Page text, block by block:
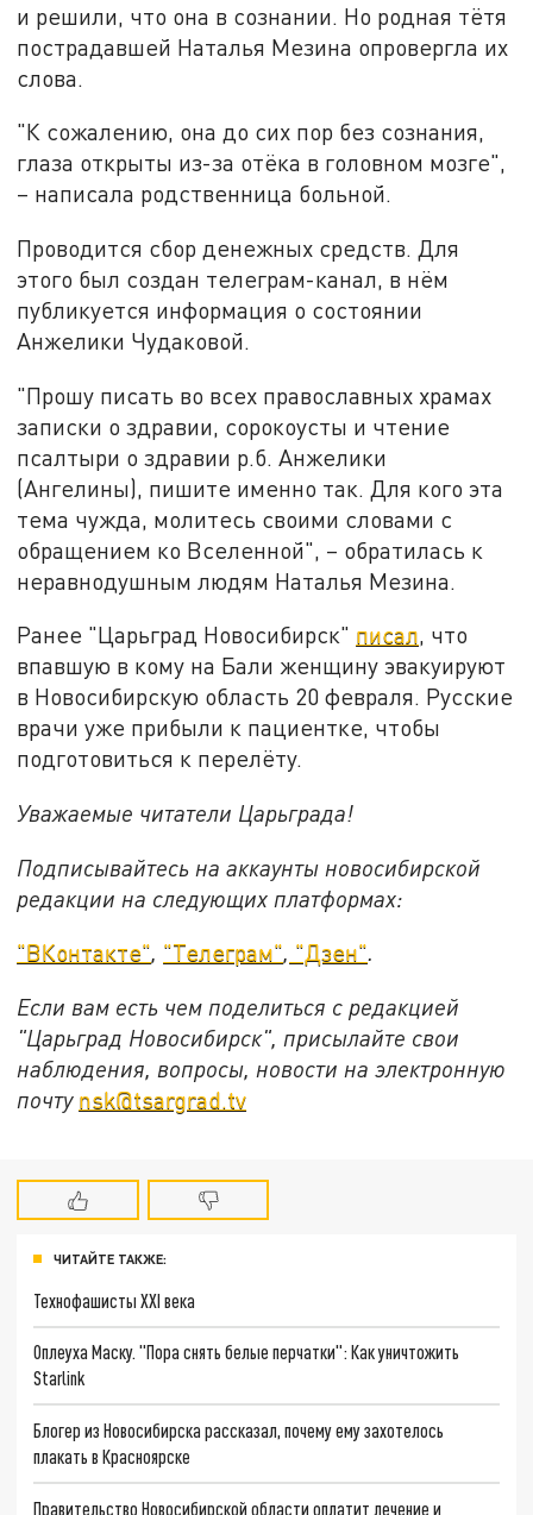
и решили, что она в сознании. Но родная тётя
пострадавшей Наталья Мезина опровергла их
слова.
"К сожалению, она до сих пор без сознания,
глаза открыты из-за отёка в головном мозге",
– написала родственница больной.
Проводится сбор денежных средств. Для
этого был создан телеграм-канал, в нём
публикуется информация о состоянии
Анжелики Чудаковой.
"Прошу писать во всех православных храмах
записки о здравии, сорокоусты и чтение
псалтыри о здравии р.б. Анжелики
(Ангелины), пишите именно так. Для кого эта
тема чужда, молитесь своими словами с
обращением ко Вселенной", – обратилась к
неравнодушным людям Наталья Мезина.
Ранее "Царьград Новосибирск" писал, что
впавшую в кому на Бали женщину эвакуируют
в Новосибирскую область 20 февраля. Русские
врачи уже прибыли к пациентке, чтобы
подготовиться к перелёту.
Уважаемые читатели Царьграда!
Подписывайтесь на аккаунты новосибирской
редакции на следующих платформах:
"ВКонтакте", "Телеграм", "Дзен".
Если вам есть чем поделиться с редакцией
"Царьград Новосибирск", присылайте свои
наблюдения, вопросы, новости на электронную
почту nsk@tsargrad.tv
ЧИТАЙТЕ ТАКЖЕ:
Технофашисты XXI века
Оплеуха Маску. "Пора снять белые перчатки": Как уничтожить
Starlink
Блогер из Новосибирска рассказал, почему ему захотелось
плакать в Красноярске
Правительство Новосибирской области оплатит лечение и